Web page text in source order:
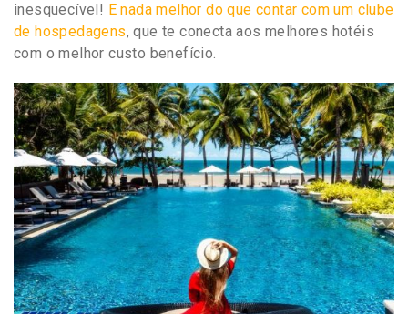
inesquecível! E nada melhor do que contar com um clube
de hospedagens, que te conecta aos melhores hotéis
com o melhor custo benefício.